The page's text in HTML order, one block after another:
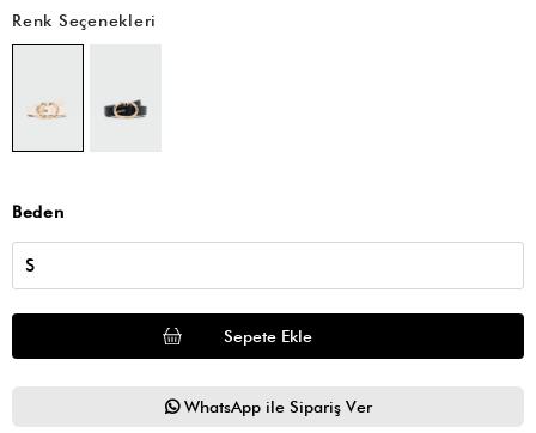
Renk Seçenekleri
Beden
WhatsApp ile Sipariş Ver